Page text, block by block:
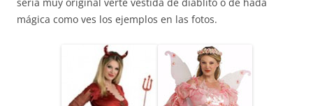
mágica como ves los ejemplos en las fotos.